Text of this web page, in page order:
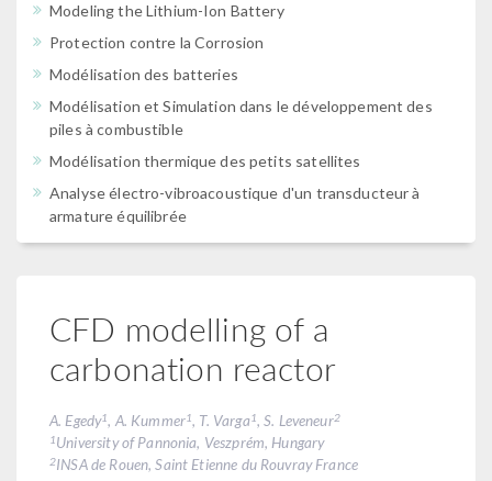
Modeling the Lithium-Ion Battery
Protection contre la Corrosion
Modélisation des batteries
Modélisation et Simulation dans le développement des
piles à combustible
Modélisation thermique des petits satellites
Analyse électro-vibroacoustique d'un transducteur à
armature équilibrée
CFD modelling of a
carbonation reactor
A. Egedy1, A. Kummer1, T. Varga 1, S. Leveneur2
1University of Pannonia, Veszprém, Hungary
2INSA de Rouen, Saint Etienne du Rouvray France